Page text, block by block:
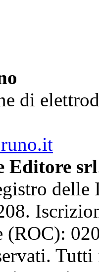
di
Editore srl
delle
(ROC):
Tutti